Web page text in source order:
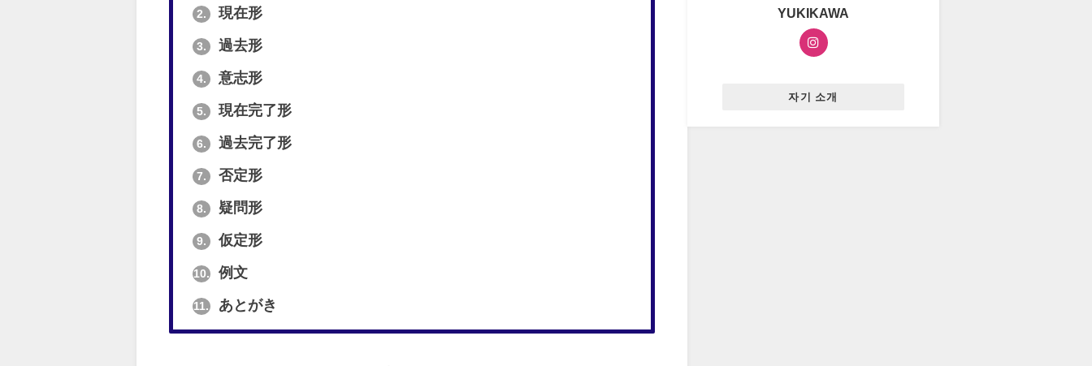
2. 現在形
3. 過去形
4. 意志形
5. 現在完了形
6. 過去完了形
7. 否定形
8. 疑問形
9. 仮定形
10. 例文
11. あとがき
YUKIKAWA
자기 소개